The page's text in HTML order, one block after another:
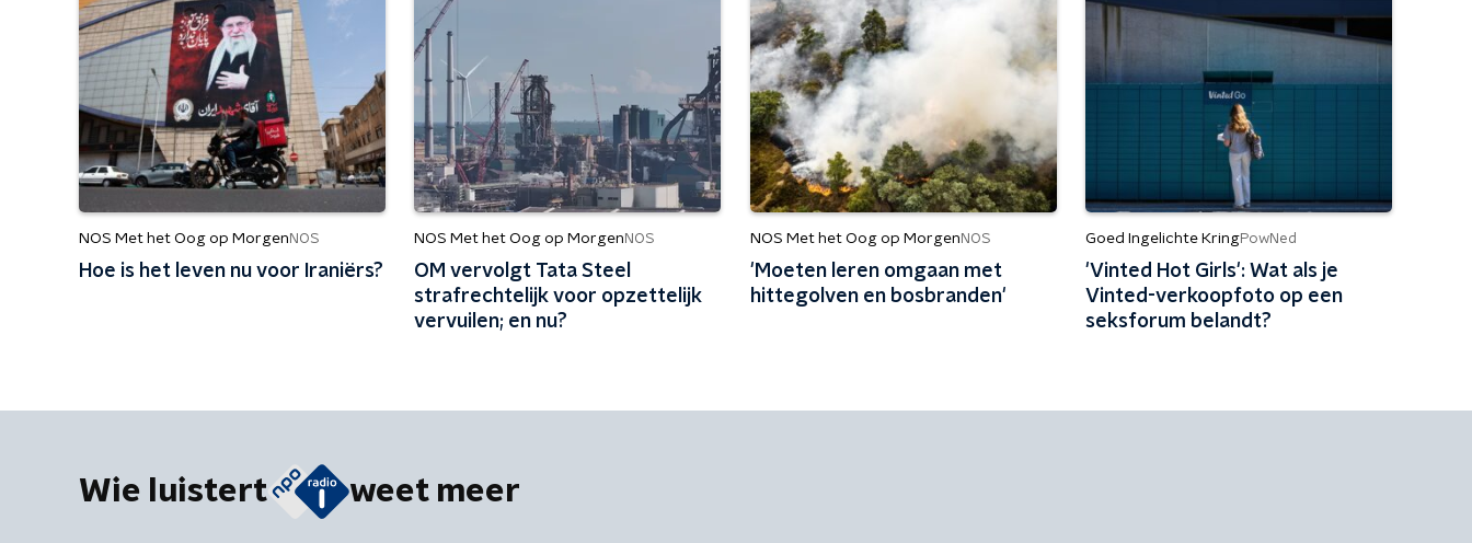
NOS Met het Oog op Morgen NOS
Hoe is het leven nu voor Iraniërs?
NOS Met het Oog op Morgen NOS
OM vervolgt Tata Steel
strafrechtelijk voor opzettelijk
vervuilen; en nu?
NOS Met het Oog op Morgen NOS
'Moeten leren omgaan met
hittegolven en bosbranden'
Goed Ingelichte KringPowNed
'Vinted Hot Girls': Wat als je
Vinted-verkoopfoto op een
seksforum belandt?
Wie luistert weet meer